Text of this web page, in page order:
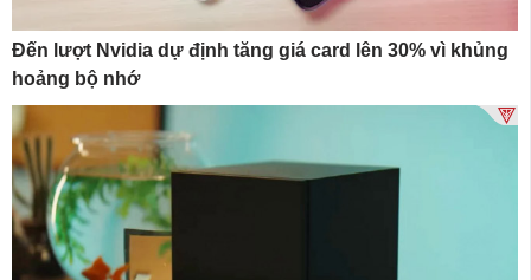
Đến lượt Nvidia dự định tăng giá card lên 30% vì khủng
hoảng bộ nhớ